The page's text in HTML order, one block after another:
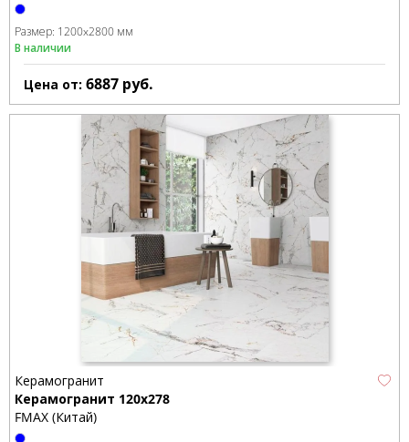
Размер: 1200x2800 мм
В наличии
Цена от: 6887 руб.
Керамогранит
Керамогранит 120x278
FMAX (Китай)